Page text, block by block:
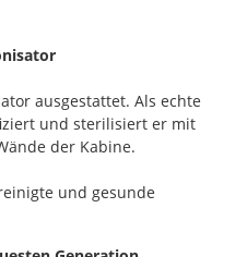
ausgestattet. Als echte
und sterilisiert er mit
der Kabine.
und gesunde